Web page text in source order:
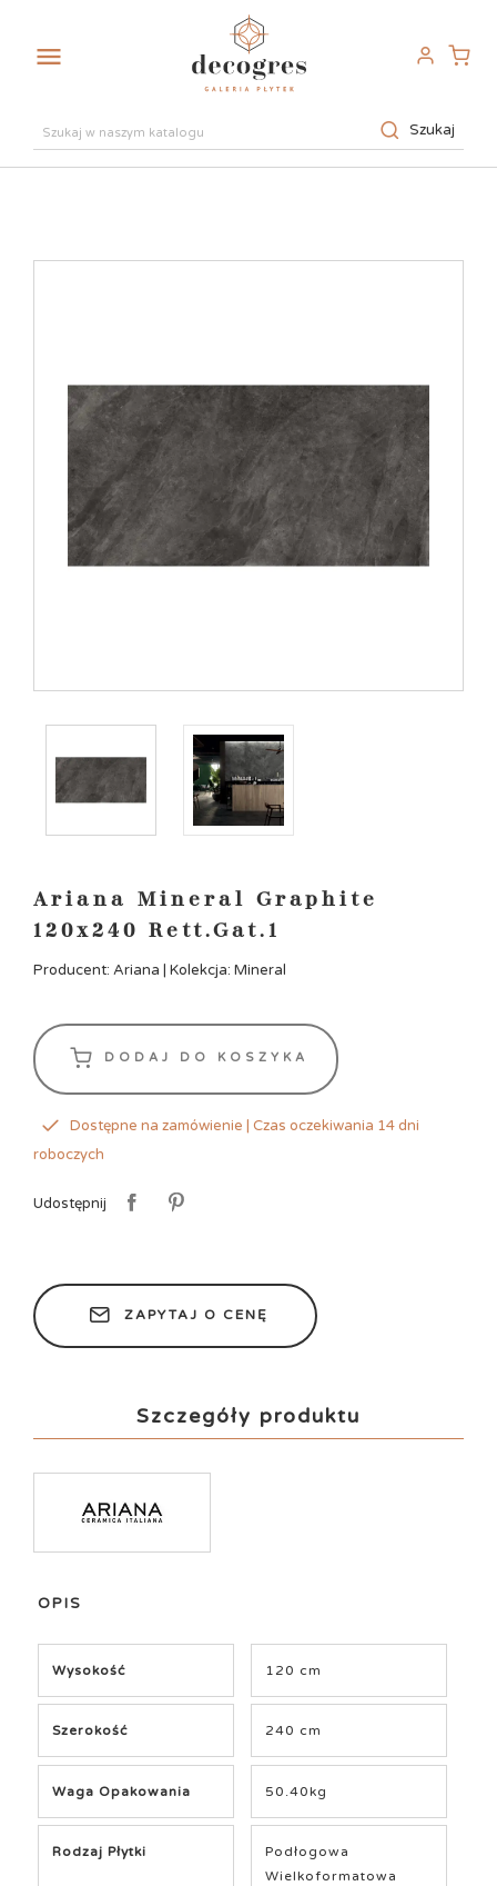

Szukaj
Ariana Mineral Graphite
120x240 Rett.Gat.1
Producent: Ariana | Kolekcja: Mineral
DODAJ DO KOSZYKA
Dostępne na zamówienie | Czas oczekiwania 14 dni
roboczych
Udostępnij
ZAPYTAJ O CENĘ
Szczegóły produktu
OPIS
Wysokość 120 cm
Szerokość 240 cm
Waga Opakowania 50.40kg
Rodzaj Płytki
Podłogowa
Wielkoformatowa